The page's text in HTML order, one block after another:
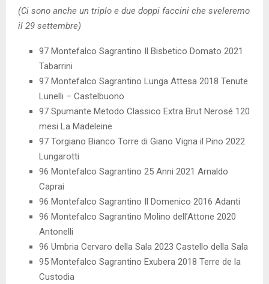
(Ci sono anche un triplo e due doppi faccini che sveleremo
il 29 settembre)
97 Montefalco Sagrantino Il Bisbetico Domato 2021
Tabarrini
97 Montefalco Sagrantino Lunga Attesa 2018 Tenute
Lunelli – Castelbuono
97 Spumante Metodo Classico Extra Brut Nerosé 120
mesi La Madeleine
97 Torgiano Bianco Torre di Giano Vigna il Pino 2022
Lungarotti
96 Montefalco Sagrantino 25 Anni 2021 Arnaldo
Caprai
96 Montefalco Sagrantino Il Domenico 2016 Adanti
96 Montefalco Sagrantino Molino dell’Attone 2020
Antonelli
96 Umbria Cervaro della Sala 2023 Castello della Sala
95 Montefalco Sagrantino Exubera 2018 Terre de la
Custodia